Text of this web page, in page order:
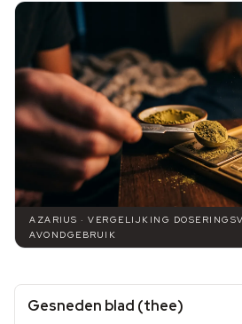
AZARIUS · VERGELIJKING
AVONDGEBRUIK
Gesneden blad (thee)